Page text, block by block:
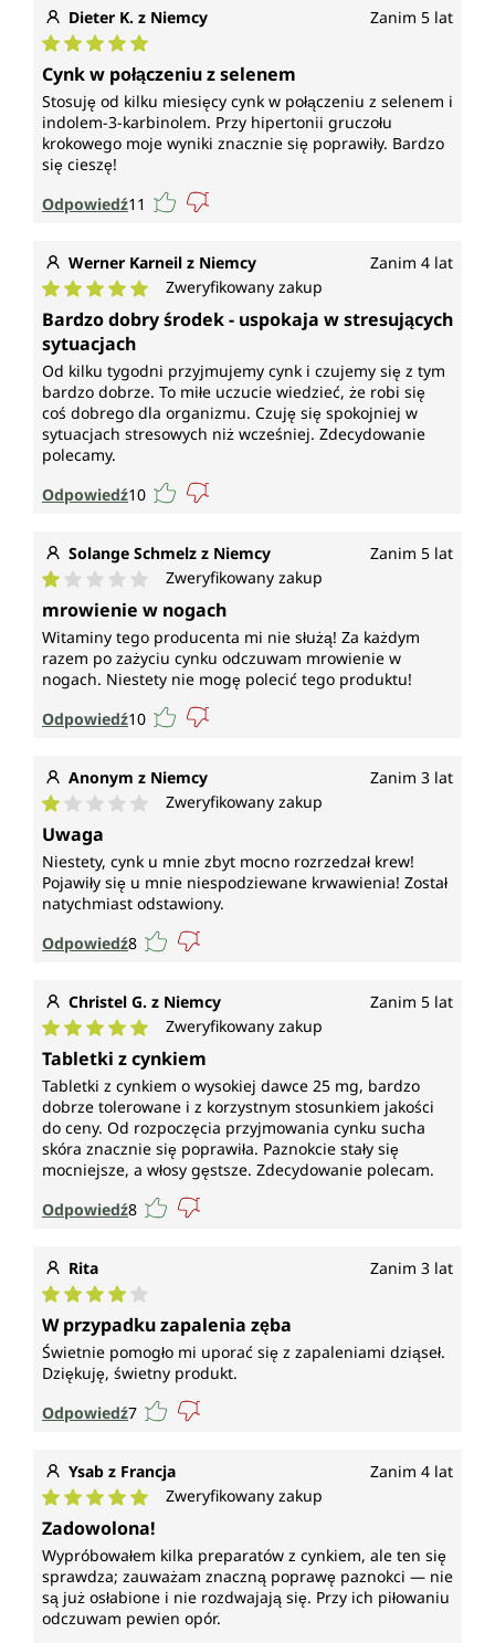
Dieter K. z Niemcy Zanim 5 lat
Średnia ocena 5 z 5 gwiazdek
Cynk w połączeniu z selenem
Stosuję od kilku miesięcy cynk w połączeniu z selenem i
indolem-3-karbinolem. Przy hipertonii gruczołu
krokowego moje wyniki znacznie się poprawiły. Bardzo
się cieszę!
Odpowiedź11
Werner Karneil z Niemcy Zanim 4 lat
Średnia ocena 5 z 5 gwiazdek
Zweryfikowany zakup
Bardzo dobry środek - uspokaja w stresujących
sytuacjach
Od kilku tygodni przyjmujemy cynk i czujemy się z tym
bardzo dobrze. To miłe uczucie wiedzieć, że robi się
coś dobrego dla organizmu. Czuję się spokojniej w
sytuacjach stresowych niż wcześniej. Zdecydowanie
polecamy.
Odpowiedź10
Solange Schmelz z Niemcy Zanim 5 lat
Średnia ocena 1 z 5 gwiazdek
Zweryfikowany zakup
mrowienie w nogach
Witaminy tego producenta mi nie służą! Za każdym
razem po zażyciu cynku odczuwam mrowienie w
nogach. Niestety nie mogę polecić tego produktu!
Odpowiedź10
Anonym z Niemcy Zanim 3 lat
Średnia ocena 1 z 5 gwiazdek
Zweryfikowany zakup
Uwaga
Niestety, cynk u mnie zbyt mocno rozrzedzał krew!
Pojawiły się u mnie niespodziewane krwawienia! Został
natychmiast odstawiony.
Odpowiedź8
Christel G. z Niemcy Zanim 5 lat
Średnia ocena 5 z 5 gwiazdek
Zweryfikowany zakup
Tabletki z cynkiem
Tabletki z cynkiem o wysokiej dawce 25 mg, bardzo
dobrze tolerowane i z korzystnym stosunkiem jakości
do ceny. Od rozpoczęcia przyjmowania cynku sucha
skóra znacznie się poprawiła. Paznokcie stały się
mocniejsze, a włosy gęstsze. Zdecydowanie polecam.
Odpowiedź8
Rita Zanim 3 lat
Średnia ocena 4 z 5 gwiazdek
W przypadku zapalenia zęba
Świetnie pomogło mi uporać się z zapaleniami dziąseł.
Dziękuję, świetny produkt.
Odpowiedź7
Ysab z Francja Zanim 4 lat
Średnia ocena 5 z 5 gwiazdek
Zweryfikowany zakup
Zadowolona!
Wypróbowałem kilka preparatów z cynkiem, ale ten się
sprawdza; zauważam znaczną poprawę paznokci — nie
są już osłabione i nie rozdwajają się. Przy ich piłowaniu
odczuwam pewien opór.